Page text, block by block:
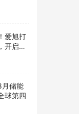
爱旭打
启光
月储能
球第四